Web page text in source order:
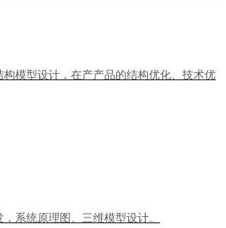
构模型设计，在产产品的结构优化、技术优
、验收。
系统原理图、三维模型设计。